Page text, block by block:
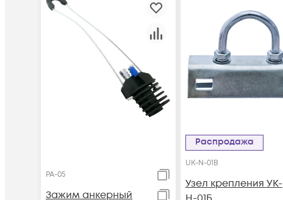
PA-05
Зажим анкерный
Распродажа
UK-N-01B
Узел крепления УК-